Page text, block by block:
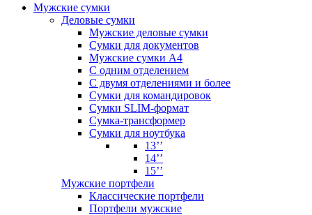
Мужские сумки
Деловые сумки
Мужские деловые сумки
Сумки для документов
Мужские сумки А4
С одним отделением
С двумя отделениями и более
Сумки для командировок
Сумки SLIM-формат
Сумка-трансформер
Сумки для ноутбука
13’’
14’’
15’’
Мужские портфели
Классические портфели
Портфели мужские